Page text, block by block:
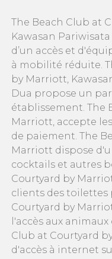
The Beach Club at
Kawasan
d’un accès et
à mobilité réduite.
by Marriott,
Dua propose un
établissement. The
Marriott, accepte
de paiement. The
Marriott dispose
cocktails et autres
Courtyard by
clients des toilettes
Courtyard by
l'accès aux
Club at Courtyard
d'accès à internet